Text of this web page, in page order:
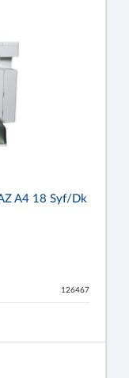
A4 18 Syf/dk
126467